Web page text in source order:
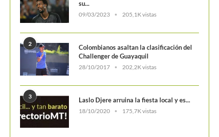
09/03/2023
2
Challenger de Guayaquil
28/10/2017 202,2K vistas
3
18/10/2020 175,7K vistas